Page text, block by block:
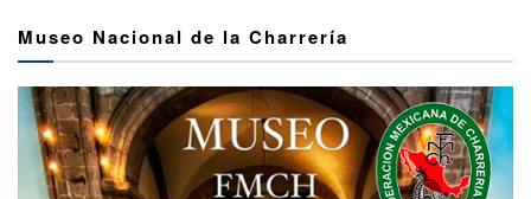
Museo Nacional de la Charrería